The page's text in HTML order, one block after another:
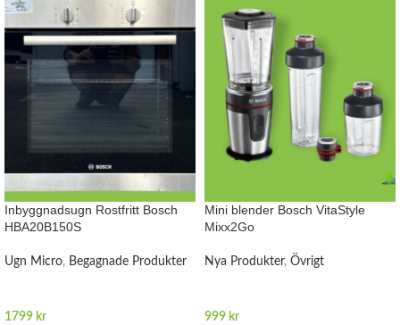
Inbyggnadsugn Rostfritt Bosch
HBA20B150S
Ugn Micro, Begagnade Produkter
1799 kr
Mini blender Bosch VitaStyle
Mixx2Go
Nya Produkter, Övrigt
999 kr